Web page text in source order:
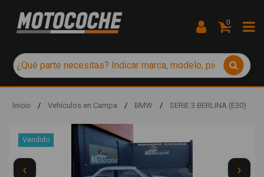
0
Inicio / Vehículos en Campa / BMW / SERIE 3 BERLINA (E30)
Vendido
‹ ›